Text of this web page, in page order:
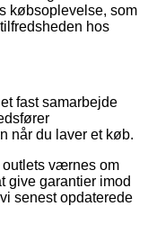
købsoplevelse, som
hos
fast samarbejde
når du laver et køb.
værnes om
give garantier imod
senest opdaterede